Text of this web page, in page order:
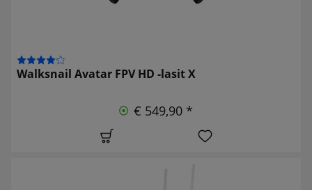
Walksnail Avatar FPV HD -lasit X
€ 549,90 *